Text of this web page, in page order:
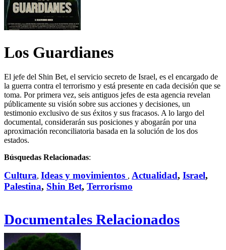
Los Guardianes
El jefe del Shin Bet, el servicio secreto de Israel, es el encargado de
la guerra contra el terrorismo y está presente en cada decisión que se
toma. Por primera vez, seis antiguos jefes de esta agencia revelan
públicamente su visión sobre sus acciones y decisiones, un
testimonio exclusivo de sus éxitos y sus fracasos. A lo largo del
documental, considerarán sus posiciones y abogarán por una
aproximación reconciliatoria basada en la solución de los dos
estados.
Búsquedas Relacionadas:
Cultura, Ideas y movimientos , Actualidad, Israel,
Palestina, Shin Bet, Terrorismo
Documentales Relacionados